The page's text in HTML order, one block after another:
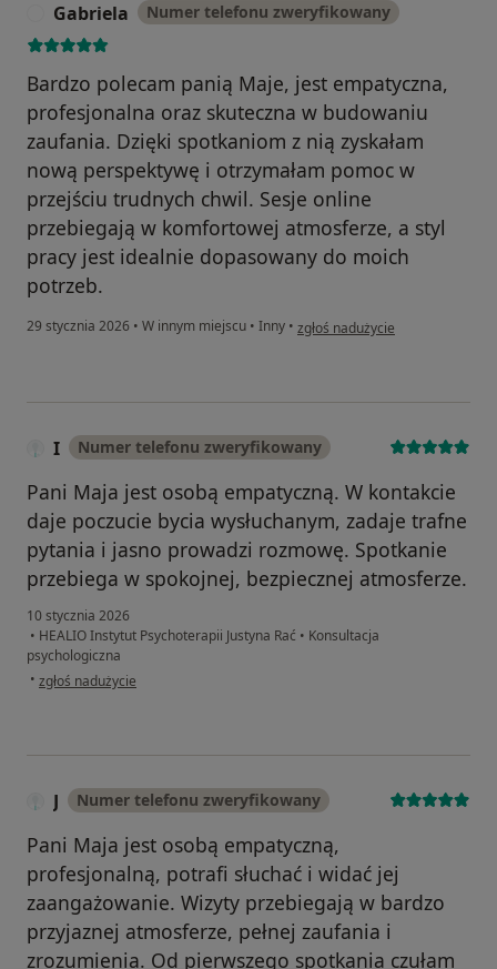
Gabriela Numer telefonu zweryfikowany
Bardzo polecam panią Maje, jest empatyczna,
profesjonalna oraz skuteczna w budowaniu
zaufania. Dzięki spotkaniom z nią zyskałam
nową perspektywę i otrzymałam pomoc w
przejściu trudnych chwil. Sesje online
przebiegają w komfortowej atmosferze, a styl
pracy jest idealnie dopasowany do moich
potrzeb.
29 stycznia 2026 • W innym miejscu • Inny • w opinii użytkownika Gabriela
zgłoś nadużycie
I Numer telefonu zweryfikowany
Pani Maja jest osobą empatyczną. W kontakcie
daje poczucie bycia wysłuchanym, zadaje trafne
pytania i jasno prowadzi rozmowę. Spotkanie
przebiega w spokojnej, bezpiecznej atmosferze.
10 stycznia 2026
• HEALIO Instytut Psychoterapii Justyna Rać • Konsultacja
psychologiczna
• w opinii użytkownika I
zgłoś nadużycie
J Numer telefonu zweryfikowany
Pani Maja jest osobą empatyczną,
profesjonalną, potrafi słuchać i widać jej
zaangażowanie. Wizyty przebiegają w bardzo
przyjaznej atmosferze, pełnej zaufania i
zrozumienia. Od pierwszego spotkania czułam